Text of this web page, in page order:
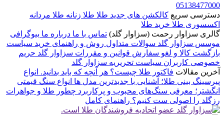
05138477000
دسترسی سریع کالکشن های جدید طلا طلا زنانه طلا مردانه
اکسسوری طلا خرید طلا
گالری سزاوار رحمت (سزاوار گلد) تماس با ما درباره ما بیوگرافی
موسس سزاوار گلد سوالات متداول روش و راهنمای خرید سیاست
بازگشت کالا و لغو سفارش قوانین و مقررات سزاوار گلد حریم
خصوصی کاربران سیاست تحریریه سزاوار گلد
آخرین مقالات فاکتور طلا چیست؟ هر آنچه که باید بدانید. انواع
پیرسینگ بینی طلا؛ آشنایی با جدیدترین مدل ها انواع سنگ قیمتی
انگشتر؛ معرفی سنگ‌های محبوب و پرکاربرد چطور طلا و جواهرات
رزگلد را اصولی ست کنیم؟ راهنمای کامل